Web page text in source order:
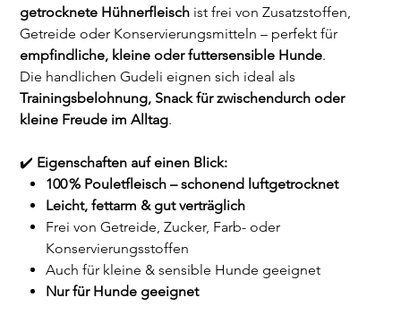
getrocknete Hühnerfleisch ist frei von Zusatzstoffen,
Getreide oder Konservierungsmitteln – perfekt für
empfindliche, kleine oder futtersensible Hunde.
Die handlichen Gudeli eignen sich ideal als
Trainingsbelohnung, Snack für zwischendurch oder
kleine Freude im Alltag.
✔️ Eigenschaften auf einen Blick:
100 % Pouletfleisch – schonend luftgetrocknet
Leicht, fettarm & gut verträglich
Frei von Getreide, Zucker, Farb- oder
Konservierungsstoffen
Auch für kleine & sensible Hunde geeignet
Nur für Hunde geeignet